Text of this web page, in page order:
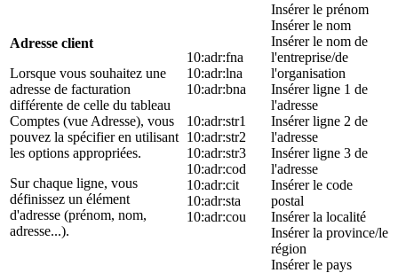
Adresse client
Lorsque vous souhaitez une
adresse de facturation
différente de celle du tableau
Comptes (vue Adresse), vous
pouvez la spécifier en utilisant
les options appropriées.
Sur chaque ligne, vous
définissez un élément
d'adresse (prénom, nom,
adresse...).
10:adr:fna
10:adr:lna
10:adr:bna
10:adr:str1
10:adr:str2
10:adr:str3
10:adr:cod
10:adr:cit
10:adr:sta
10:adr:cou
Insérer le prénom
Insérer le nom
Insérer le nom de
l'entreprise/de
l'organisation
Insérer ligne 1 de
l'adresse
Insérer ligne 2 de
l'adresse
Insérer ligne 3 de
l'adresse
Insérer le code
postal
Insérer la localité
Insérer la province/le
région
Insérer le pays